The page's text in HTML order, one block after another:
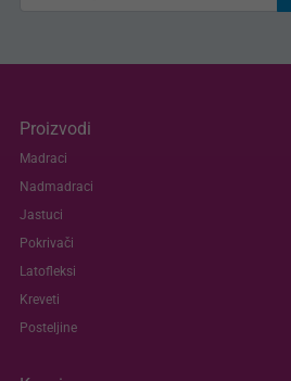
Proizvodi
Madraci
Nadmadraci
Jastuci
Pokrivači
Latofleksi
Kreveti
Posteljine